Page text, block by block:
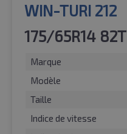
WIN-TURI 212
175/65R14 82T
Marque
Modèle
Taille
Indice de vitesse